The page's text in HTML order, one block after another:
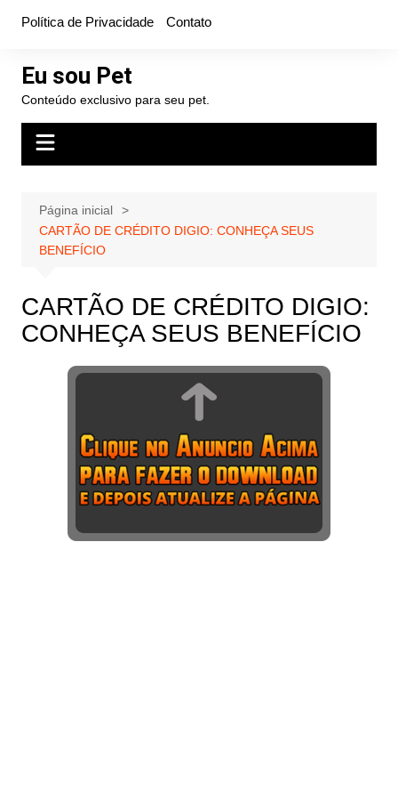
conteúdo
Política de Privacidade Contato
Eu sou Pet
Conteúdo exclusivo para seu pet.
Página inicial
CARTÃO DE CRÉDITO DIGIO: CONHEÇA SEUS
BENEFÍCIO
CARTÃO DE CRÉDITO DIGIO:
CONHEÇA SEUS BENEFÍCIO